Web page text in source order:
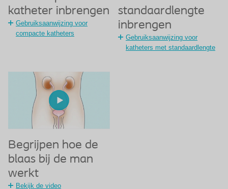
katheter inbrengen
Gebruiksaanwijzing voor
compacte katheters
standaardlengte
inbrengen
Gebruiksaanwijzing voor
katheters met standaardlengte
Begrijpen hoe de
blaas bij de man
werkt
Bekijk de video